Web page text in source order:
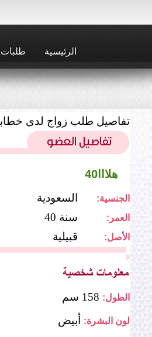
الرئيسية
تفاصيل طلب زواج لدى
هلااا40
السعودية الجنسية:
40 سنة العمر:
قبيلية الأصل:
الطول: 158 سم
لون البشرة: أبيض